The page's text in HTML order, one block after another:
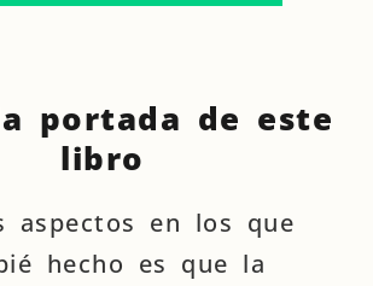
portada de este
libro
aspectos en los que
hecho es que la